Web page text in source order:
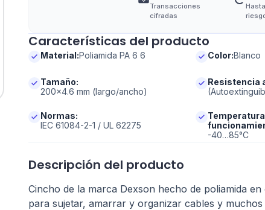
Transacciones
cifradas
Características del producto
Material:Poliamida PA 6 6 Color:Blanco
Tamaño:
200x4.6 mm (largo/ancho)
Resistencia
Normas:
IEC 61084-2-1 / UL 62275
-40…85°C
Descripción del producto
Cincho de la marca Dexson hecho de poliamida
para sujetar, amarrar y organizar cables y muchos